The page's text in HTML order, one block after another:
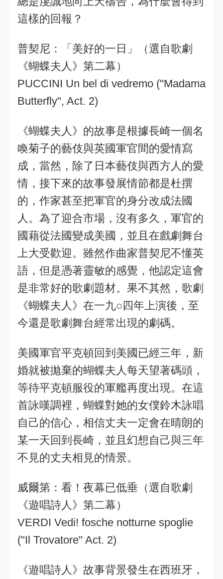
這樣的回報？
普契尼：「美好的一日」（選自歌劇
《蝴蝶夫人》第二幕）
PUCCINI Un bel di vedremo ("Madama
Butterfly", Act. 2)
《蝴蝶夫人》的故事是根據長崎一個名
喚菊子的藝伎與英國軍官間的愛情寫
成，當然，除了日本藝伎與西方人的愛
情，接下來的故事發展情節都是杜撰
的，作家甚至把軍官的身分改成法國
人。為了迎合市場，沒有多久，軍官的
國藉從法國變成美國，並且在戲劇舞台
上大受歡迎。雖然作曲家普契尼不懂英
語，但是憑著靈敏的感覺，他認定這會
是非常好的歌劇題材。果不其然，歌劇
《蝴蝶夫人》在一九○四年上演後，至
今還是歌劇舞台經常出現的劇碼。
美國軍官平克頓回到美國已經三年，新
婚就被拋棄的蝴蝶夫人每天望著碼頭，
等待平克頓服役的軍艦再度出現。在這
首詠嘆調裡，蝴蝶對她的女僕鈴木詠唱
自己的信心，相信丈夫一定會在晴朗的
某一天回到長崎，並且幻想自己與三年
不見的丈夫相見的情景。
威爾第：看！夜幕已低垂（選自歌劇
《遊唱詩人》第二幕）
VERDI Vedi! fosche notturne spoglie
("Il Trovatore" Act. 2)
《遊唱詩人》故事背景發生在西班牙，